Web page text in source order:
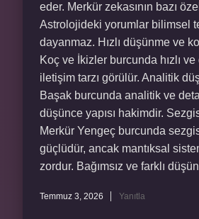
eder. Merkür zekasının bazı
Astrolojideki yorumlar bilimsel
dayanmaz. Hızlı düşünme ve
Koç ve İkizler burcunda hızlı
iletişim tarzı görülür. Analitik
Başak burcunda analitik ve
düşünce yapısı hakimdir.
Merkür Yengeç burcunda
güçlüdür, ancak mantıksal
zordur. Bağımsız ve farklı
Temmuz 3, 2026 Yanıtla